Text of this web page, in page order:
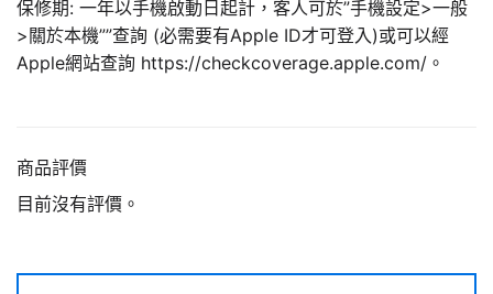
保修期: 一年以手機啟動日起計，客人可於”手機設定>一般
>關於本機””查詢 (必需要有Apple ID才可登入)或可以經
Apple網站查詢 https://checkcoverage.apple.com/。
商品評價
目前沒有評價。